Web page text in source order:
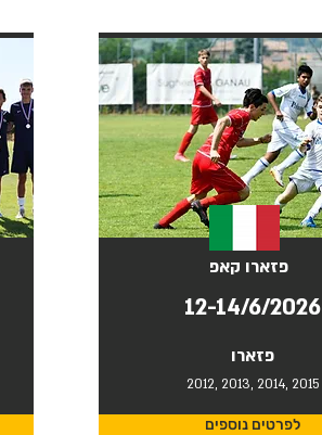
פזארו קאפ
12-14/6/2026
פזארו
2012, 2013, 2014, 2015
לפרטים נוספים